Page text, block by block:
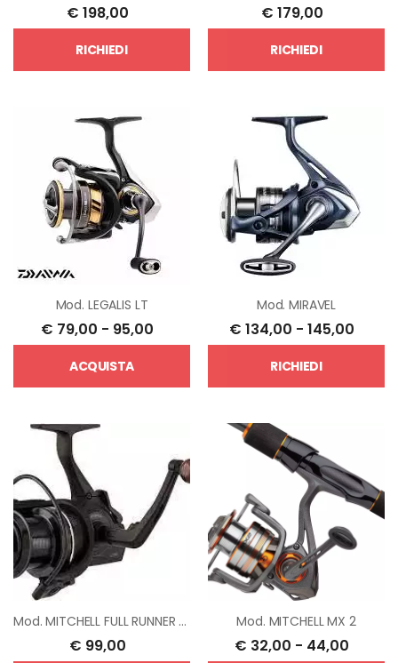
€ 198,00
RICHIEDI
€ 179,00
RICHIEDI
Mod. LEGALIS LT
€ 79,00 - 95,00
ACQUISTA
Mod.MIRAVEL
€ 134,00 - 145,00
RICHIEDI
Mod.MITCHELL FULL RUNNER MX6
€ 99,00
Mod. MITCHELL MX 2
€ 32,00 - 44,00